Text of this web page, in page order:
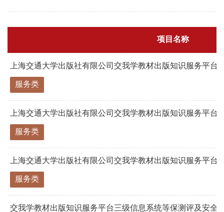
项目名称
上海交通大学出版社有限公司交我学教材出版知识服务平台
服务类
上海交通大学出版社有限公司交我学教材出版知识服务平台
服务类
上海交通大学出版社有限公司交我学教材出版知识服务平台
服务类
交我学教材出版知识服务平台三级信息系统等保测评及安全